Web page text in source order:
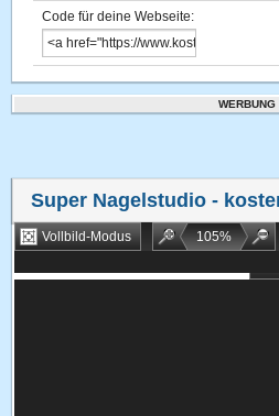
Code für deine Webseite:
WERBUNG
Super Nagelstudio -
Vollbild-Modus 105%